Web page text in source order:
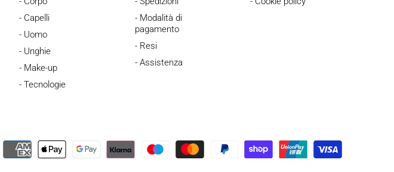
- Capelli
- Uomo
- Unghie
- Make-up
- Tecnologie
- Modalità di
pagamento
- Resi
- Assistenza